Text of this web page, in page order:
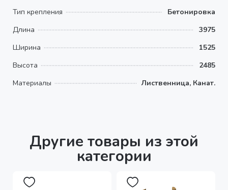
Тип крепления
Бетонировка
Длина
3975
Ширина
1525
Высота
2485
Материалы
Лиственница, Канат.
Другие товары из этой
категории